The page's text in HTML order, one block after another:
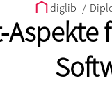
diglib /